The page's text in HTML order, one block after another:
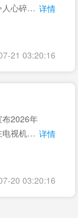
心碎的 详情
21 03:20:16
布2026年
视机
详情
20 03:20:16